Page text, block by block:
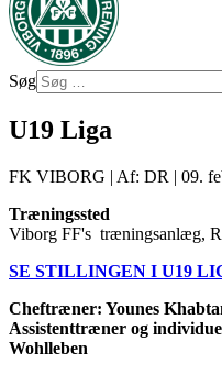
Søg
U19 Liga
FK VIBORG | Af: DR | 09.
Træningssted
Viborg FF's træningsanlæg,
SE STILLINGEN I U19
Cheftræner: Younes
Assistenttræner og
Wohlleben